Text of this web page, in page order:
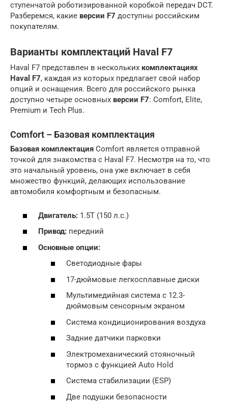
ступенчатой роботизированной коробкой передач DCT.
Разберемся, какие версии F7 доступны российским
покупателям.
Варианты комплектаций Haval F7
Haval F7 представлен в нескольких комплектациях
Haval F7, каждая из которых предлагает свой набор
опций и оснащения. Всего для российского рынка
доступно четыре основных версии F7: Comfort, Elite,
Premium и Tech Plus.
Comfort – Базовая комплектация
Базовая комплектация Comfort является отправной
точкой для знакомства с Haval F7. Несмотря на то, что
это начальный уровень, она уже включает в себя
множество функций, делающих использование
автомобиля комфортным и безопасным.
Двигатель: 1.5T (150 л.с.)
Привод: передний
Основные опции:
Светодиодные фары
17-дюймовые легкосплавные диски
Мультимедийная система с 12.3-
дюймовым сенсорным экраном
Система кондиционирования воздуха
Задние датчики парковки
Электромеханический стояночный
тормоз с функцией Auto Hold
Система стабилизации (ESP)
Две подушки безопасности